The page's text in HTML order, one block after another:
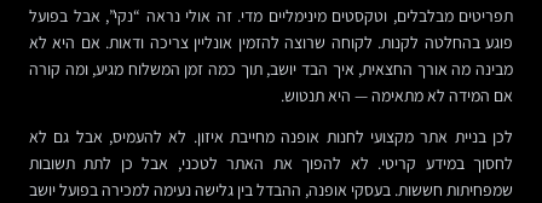
תפריטים מבלבלים, וטקסטים מינימליים מדי. זה אולי נראה “נקי”, אבל בפועל
פוגע בהחלטה לקנות. לקוחה שרוצה להזמין אונליין צריכה ודאות. אם היא לא
מבינה מה אורך החצאית, איך הבד יושב, תוך כמה זמן המשלוח מגיע, ומה קורה
אם המידה לא מתאימה — היא תנטוש.
לכן בניית אתר מקצועי לחנות אופנה מחייבת איזון. לא להעמיס, אבל גם לא
לחסוך במידע קריטי. לא להפוך את האתר לטכני, אבל כן לתת תשובות
שמפחיתות חששות. בעסקי אופנה, ההבדל בין גלישה נעימה למכירה בפועל יושב